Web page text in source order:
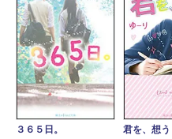
３６５日。
君を、想う